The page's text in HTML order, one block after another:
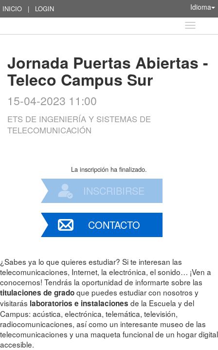
INICIO | LOGIN Idioma
Idioma
Jornada Puertas Abiertas -
Teleco Campus Sur
15-04-2023 11:00
ETS DE INGENIERÍA Y SISTEMAS DE
TELECOMUNICACIÓN
La inscripción ha finalizado.
INSCRIBIRSE
CONTACTO
¿Sabes ya lo que quieres estudiar? Si te interesan las
telecomunicaciones, Internet, la electrónica, el sonido… ¡Ven a
conocernos! Tendrás la oportunidad de informarte sobre las
titulaciones de gradoque puedes estudiar con nosotros y
visitarás laboratorios e instalaciones de la Escuela y del
Campus: acústica, electrónica, telemática, televisión,
radiocomunicaciones, así como un interesante museo de las
telecomunicaciones y una maqueta funcional de un hogar digital
accesible.